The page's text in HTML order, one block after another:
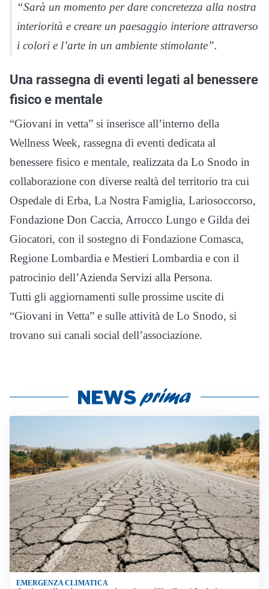
“Sarà un momento per dare concretezza alla nostra
interiorità e creare un paesaggio interiore attraverso
i colori e l’arte in un ambiente stimolante”.
Una rassegna di eventi legati al benessere
fisico e mentale
“Giovani in vetta” si inserisce all’interno della
Wellness Week, rassegna di eventi dedicata al
benessere fisico e mentale, realizzata da Lo Snodo in
collaborazione con diverse realtà del territorio tra cui
Ospedale di Erba, La Nostra Famiglia, Lariosoccorso,
Fondazione Don Caccia, Arrocco Lungo e Gilda dei
Giocatori, con il sostegno di Fondazione Comasca,
Regione Lombardia e Mestieri Lombardia e con il
patrocinio dell’Azienda Servizi alla Persona.
Tutti gli aggiornamenti sulle prossime uscite di
“Giovani in Vetta” e sulle attività de Lo Snodo, si
trovano sui canali social dell’associazione.
EMERGENZA CLIMATICA